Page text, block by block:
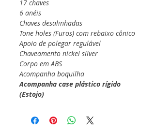
17 chaves
6 anéis
Chaves desalinhadas
Tone holes (Furos) com rebaixo cônico
Apoio de polegar regulável
Chaveamento nickel silver
Corpo em ABS
Acompanha boquilha
Acompanha case plástico rígido
(Estojo)